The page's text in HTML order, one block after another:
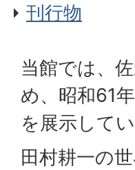
刊行物
当館では、
め、昭和61
を展示してい
田村耕一の